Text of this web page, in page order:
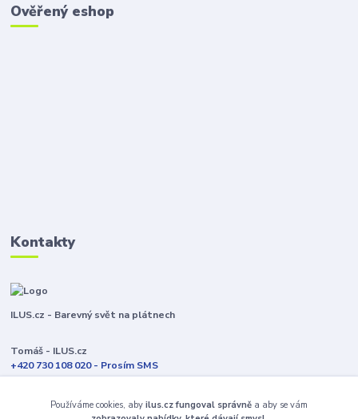
Ověřený eshop
Kontakty
ILUS.cz - Barevný svět na plátnech
Tomáš - ILUS.cz
+420 730 108 020 - Prosím SMS
Jsme většinu času ve výrobě
info@ilus.cz
Používáme cookies, aby ilus.cz fungoval správně a aby se vám